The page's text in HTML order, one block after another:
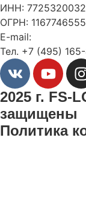
ИНН: 7725320032
ОГРН:
E-mail:
Тел. +7 (495)
2025 г. FS-
защищены
Политика